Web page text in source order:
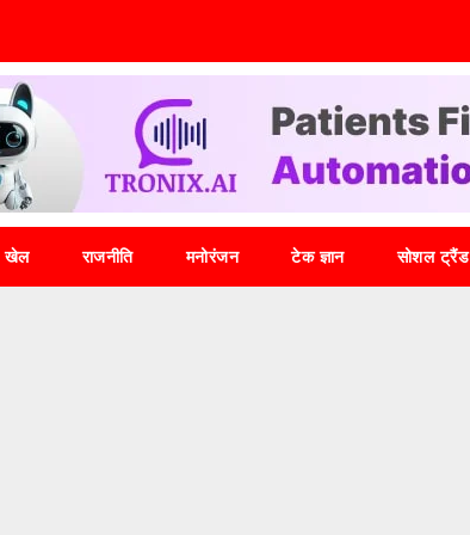
खेल राजनीति मनोरंजन टेक ज्ञान सोशल ट्रैंड